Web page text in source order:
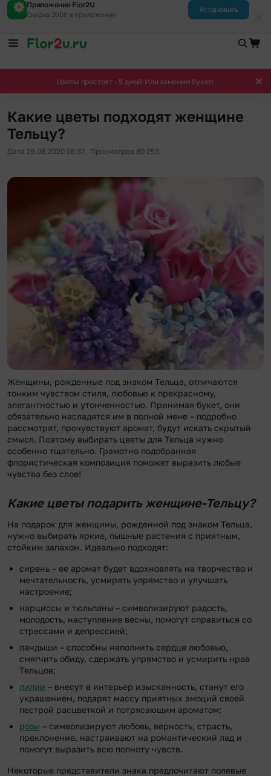
Приложение Flor2U
Скидка 300₽ в приложении
Установить
Цветы простоят - 5 дней! Или заменим букет!
Какие цветы подходят женщине
Тельцу?
Дата 19.08.2020 16:37, Просмотров 80 253
Женщины, рожденные под знаком Тельца, отличаются
тонким чувством стиля, любовью к прекрасному,
элегантностью и утонченностью. Принимая букет, они
обязательно насладятся им в полной мене – подробно
рассмотрят, прочувствуют аромат, будут искать скрытый
смысл. Поэтому выбирать цветы для Тельца нужно
особенно тщательно. Грамотно подобранная
флористическая композиция поможет выразить любые
чувства без слов!
Какие цветы подарить женщине-Тельцу?
На подарок для женщины, рожденной под знаком Тельца,
нужно выбирать яркие, пышные растения с приятным,
стойким запахом. Идеально подходят:
сирень – ее аромат будет вдохновлять на творчество и
мечтательность, усмирять упрямство и улучшать
настроение;
нарциссы и тюльпаны – символизируют радость,
молодость, наступление весны, помогут справиться со
стрессами и депрессией;
ландыши – способны наполнить сердце любовью,
смягчить обиду, сдержать упрямство и усмирить нрав
Тельцов;
лилии – внесут в интерьер изысканность, станут его
украшением, подарят массу приятных эмоций своей
пестрой расцветкой и потрясающим ароматом;
розы – символизируют любовь, верность, страсть,
преклонение, настраивают на романтический лад и
помогут выразить всю полноту чувств.
Некоторые представители знака предпочитают полевые